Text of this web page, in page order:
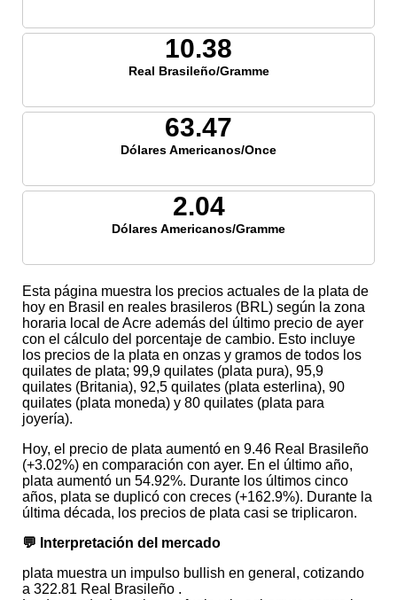
10.38
Real Brasileño/Gramme
63.47
Dólares Americanos/Once
2.04
Dólares Americanos/Gramme
Esta página muestra los precios actuales de la plata de
hoy en Brasil en reales brasileros (BRL) según la zona
horaria local de Acre además del último precio de ayer
con el cálculo del porcentaje de cambio. Esto incluye
los precios de la plata en onzas y gramos de todos los
quilates de plata; 99,9 quilates (plata pura), 95,9
quilates (Britania), 92,5 quilates (plata esterlina), 90
quilates (plata moneda) y 80 quilates (plata para
joyería).
Hoy, el precio de plata aumentó en 9.46 Real Brasileño
(+3.02%) en comparación con ayer. En el último año,
plata aumentó un 54.92%. Durante los últimos cinco
años, plata se duplicó con creces (+162.9%). Durante la
última década, los precios de plata casi se triplicaron.
💬 Interpretación del mercado
plata muestra un impulso bullish en general, cotizando
a 322.81 Real Brasileño .